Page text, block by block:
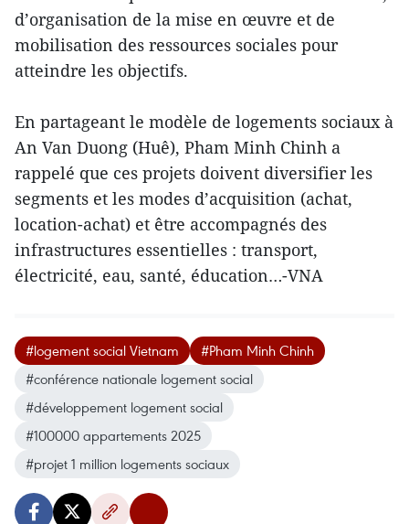
d’organisation de la mise en œuvre et de
mobilisation des ressources sociales pour
atteindre les objectifs.
En partageant le modèle de logements sociaux à
An Van Duong (Huê), Pham Minh Chinh a
rappelé que ces projets doivent diversifier les
segments et les modes d’acquisition (achat,
location-achat) et être accompagnés des
infrastructures essentielles : transport,
électricité, eau, santé, éducation…-VNA
#logement social Vietnam
#Pham Minh Chinh
#conférence nationale logement social
#développement logement social
#100000 appartements 2025
#projet 1 million logements sociaux